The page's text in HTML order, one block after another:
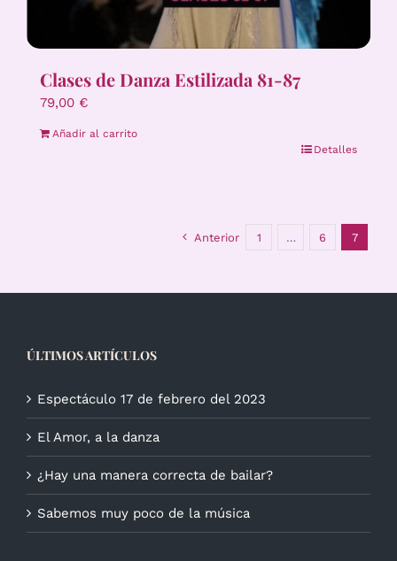
Clases de Danza Estilizada 81-87
79,00 €
Añadir al carrito
Detalles
Anterior 1 … 6 7
ÚLTIMOS ARTÍCULOS
Espectáculo 17 de febrero del 2023
El Amor, a la danza
¿Hay una manera correcta de bailar?
Sabemos muy poco de la música